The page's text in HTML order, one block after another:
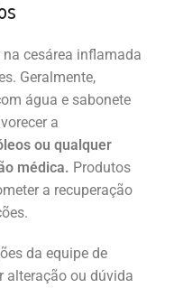
cesárea inflamada
Geralmente,
água e sabonete
a
ou qualquer
médica. Produtos
a recuperação
da equipe de
alteração ou dúvida